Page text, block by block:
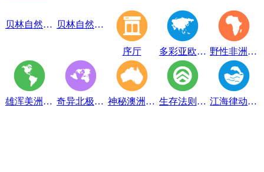
贝林自然博物馆趣味互动展区 贝林自然博物馆山海经奇展区
序厅 多彩亚欧展区 野性非洲展区
雄浑美洲展区 奇异北极展区 神秘澳洲展区 生存法则展区 江海律动展区